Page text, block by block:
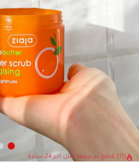
(11) قطع تم بيعها خلال آخر 24 ساعة